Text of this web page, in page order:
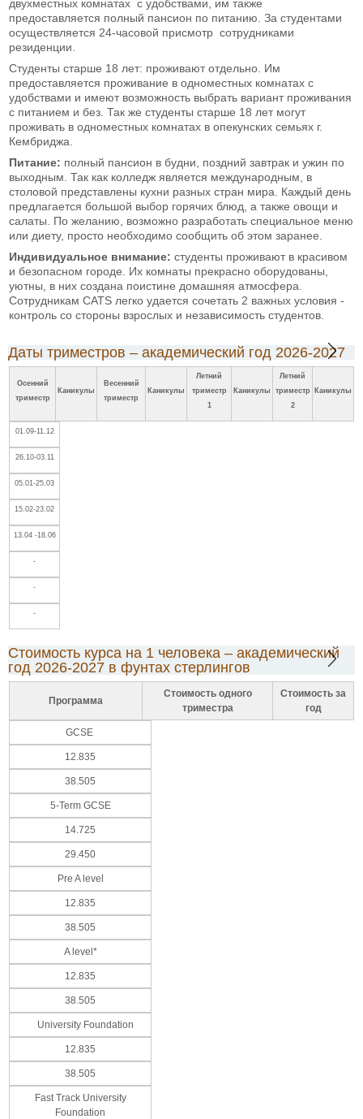
двухместных комнатах с удобствами, им также
предоставляется полный пансион по питанию. За студентами
осуществляется 24-часовой присмотр сотрудниками
резиденции.
Студенты старше 18 лет: проживают отдельно. Им
предоставляется проживание в одноместных комнатах с
удобствами и имеют возможность выбрать вариант проживания
с питанием и без. Так же студенты старше 18 лет могут
проживать в одноместных комнатах в опекунских семьях г.
Кембриджа.
Питание: полный пансион в будни, поздний завтрак и ужин по
выходным. Так как колледж является международным, в
столовой представлены кухни разных стран мира. Каждый день
предлагается большой выбор горячих блюд, а также овощи и
салаты. По желанию, возможно разработать специальное меню
или диету, просто необходимо сообщить об этом заранее.
Индивидуальное внимание: студенты проживают в красивом
и безопасном городе. Их комнаты прекрасно оборудованы,
уютны, в них создана поистине домашняя атмосфера.
Сотрудникам CATS легко удается сочетать 2 важных условия -
контроль со стороны взрослых и независимость студентов.
Даты триместров – академический год 2026-2027
Осенний
триместр
Каникулы
Весенний
триместр
Каникулы
Летний
триместр
1
Каникулы
Летний
триместр
2
Каникулы
01.09-11.12
26.10-03.11
05.01-25.03
15.02-23.02
13.04 -18.06
-
-
-
Стоимость курса на 1 человека – академический
год 2026-2027 в фунтах стерлингов
Программа
Стоимость одного
триместра
Стоимость за
год
GCSE
12.835
38.505
5-Term GCSE
14.725
29.450
Pre A level
12.835
38.505
A level*
12.835
38.505
University Foundation
12.835
38.505
Fast Track University
Foundation